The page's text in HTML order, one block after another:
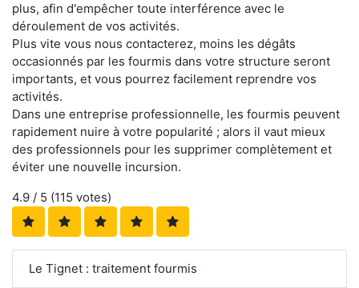
plus, afin d'empêcher toute interférence avec le
déroulement de vos activités.
Plus vite vous nous contacterez, moins les dégâts
occasionnés par les fourmis dans votre structure seront
importants, et vous pourrez facilement reprendre vos
activités.
Dans une entreprise professionnelle, les fourmis peuvent
rapidement nuire à votre popularité ; alors il vaut mieux
des professionnels pour les supprimer complètement et
éviter une nouvelle incursion.
4.9 / 5 (115 votes)
Le Tignet : traitement fourmis